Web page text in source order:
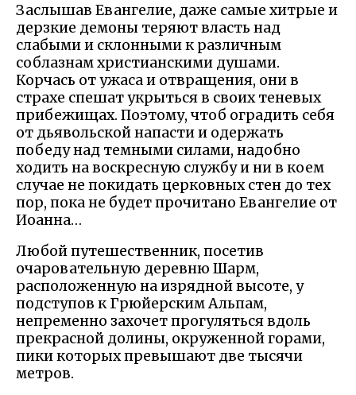
Заслышав Евангелие, даже самые хитрые и
дерзкие демоны теряют власть над
слабыми и склонными к различным
соблазнам христианскими душами.
Корчась от ужаса и отвращения, они в
страхе спешат укрыться в своих теневых
прибежищах. Поэтому, чтоб оградить себя
от дьявольской напасти и одержать
победу над темными силами, надобно
ходить на воскресную службу и ни в коем
случае не покидать церковных стен до тех
пор, пока не будет прочитано Евангелие от
Иоанна…
Любой путешественник, посетив
очаровательную деревню Шарм,
расположенную на изрядной высоте, у
подступов к Грюйерским Альпам,
непременно захочет прогуляться вдоль
прекрасной долины, окруженной горами,
пики которых превышают две тысячи
метров.